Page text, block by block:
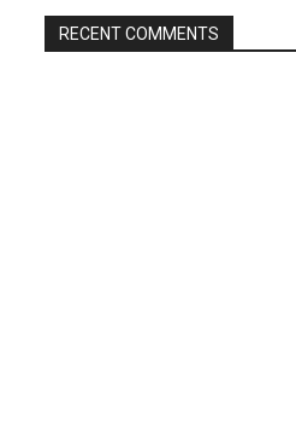
RECENT COMMENTS